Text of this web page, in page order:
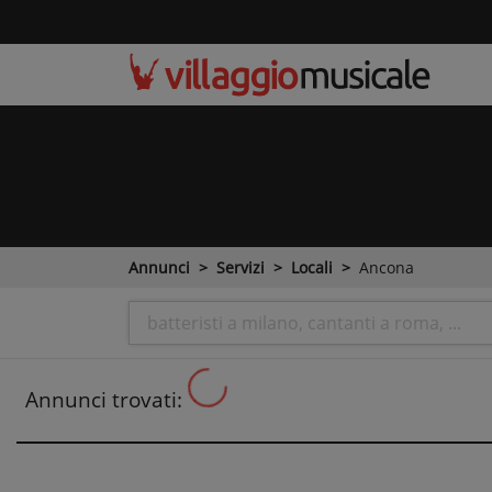
Annunci Servizi Locali Ancona
Annunci trovati: